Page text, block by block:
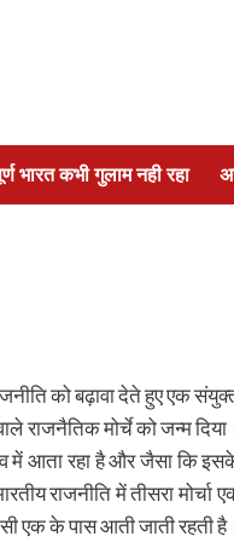
भारत कभी गुलाम नही रहा
को बढ़ावा देते हुए एक
राजनैतिक मोर्चे को जन्म
में आता रहा है और जैसा कि
राजनीति में तीसरा मोर्चा
एक के पास आती जाती रहती